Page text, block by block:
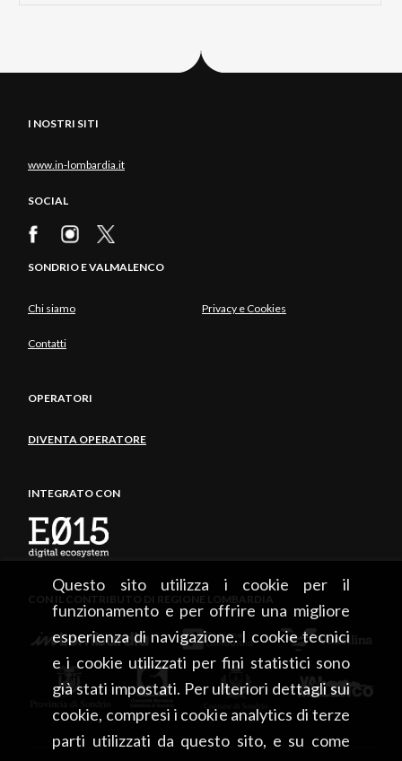
Questo sito utilizza i cookie per il
funzionamento e per offrire una migliore
esperienza di navigazione. I cookie tecnici
e i cookie utilizzati per fini statistici sono
già stati impostati. Per ulteriori dettagli sui
cookie, compresi i cookie analytics di terze
parti utilizzati da questo sito, e su come
I NOSTRI SITI
www.in-lombardia.it
SOCIAL
SONDRIO E VALMALENCO
Chi siamo Privacy e Cookies
Contatti
OPERATORI
DIVENTA OPERATORE
INTEGRATO CON
CON IL CONTRIBUTO DI REGIONE LOMBARDIA